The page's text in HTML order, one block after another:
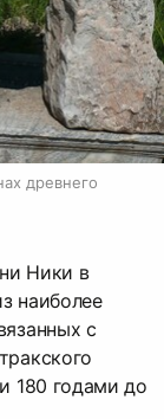
древнего
Ники в
наиболее
с
180 годами до